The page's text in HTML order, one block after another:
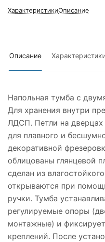
ХарактеристикиОписание
Описание
Напольная тумба с
Для хранения внутри
ЛДСП. Петли на
для плавного и
декоративной
облицованы глянцевой
сделан из
открываются при
ручки. Тумба
регулируемые опоры
монтажные) и
креплений. После